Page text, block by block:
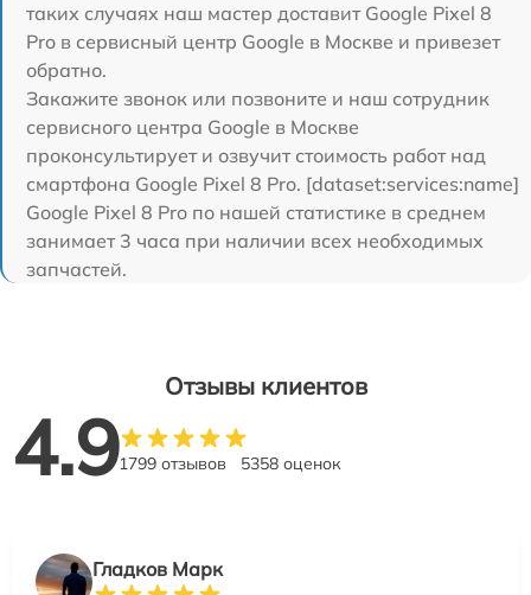
таких случаях наш мастер доставит Google Pixel 8
Pro в сервисный центр Google в Москве и привезет
обратно.
Закажите звонок или позвоните и наш сотрудник
сервисного центра Google в Москве
проконсультирует и озвучит стоимость работ над
смартфона Google Pixel 8 Pro. [dataset:services:name]
Google Pixel 8 Pro по нашей статистике в среднем
занимает 3 часа при наличии всех необходимых
запчастей.
Отзывы клиентов
4.91799 отзывов 5358 оценок
Гладков Марк